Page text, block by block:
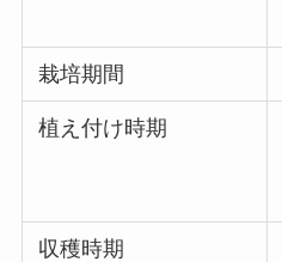
栽培期間
植え付け時期
収穫時期